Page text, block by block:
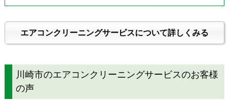
エアコンクリーニングサービスについて詳しくみる
川崎市のエアコンクリーニングサービスのお客様
の声